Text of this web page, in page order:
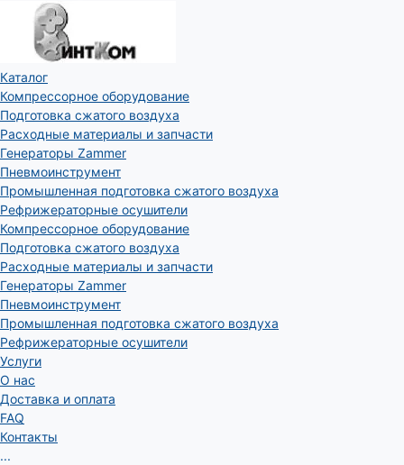
Каталог
Компрессорное оборудование
Подготовка сжатого воздуха
Расходные материалы и запчасти
Генераторы Zammer
Пневмоинструмент
Промышленная подготовка сжатого воздуха
Рефрижераторные осушители
Компрессорное оборудование
Подготовка сжатого воздуха
Расходные материалы и запчасти
Генераторы Zammer
Пневмоинструмент
Промышленная подготовка сжатого воздуха
Рефрижераторные осушители
Услуги
О нас
Доставка и оплата
FAQ
Контакты
...